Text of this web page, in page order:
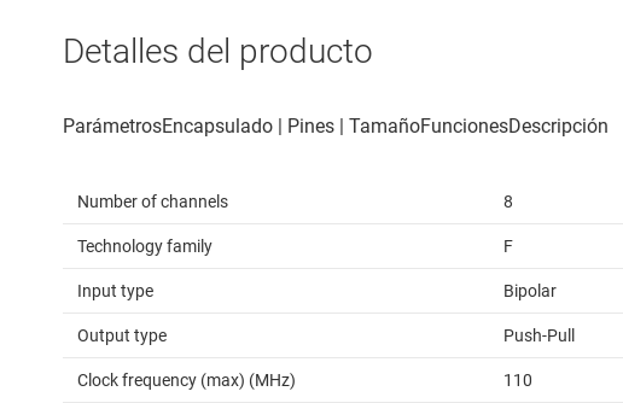
Detalles del producto
Number of channels 8
Technology family F
Input type Bipolar
Output type Push-Pull
Clock frequency (max) (MHz) 110